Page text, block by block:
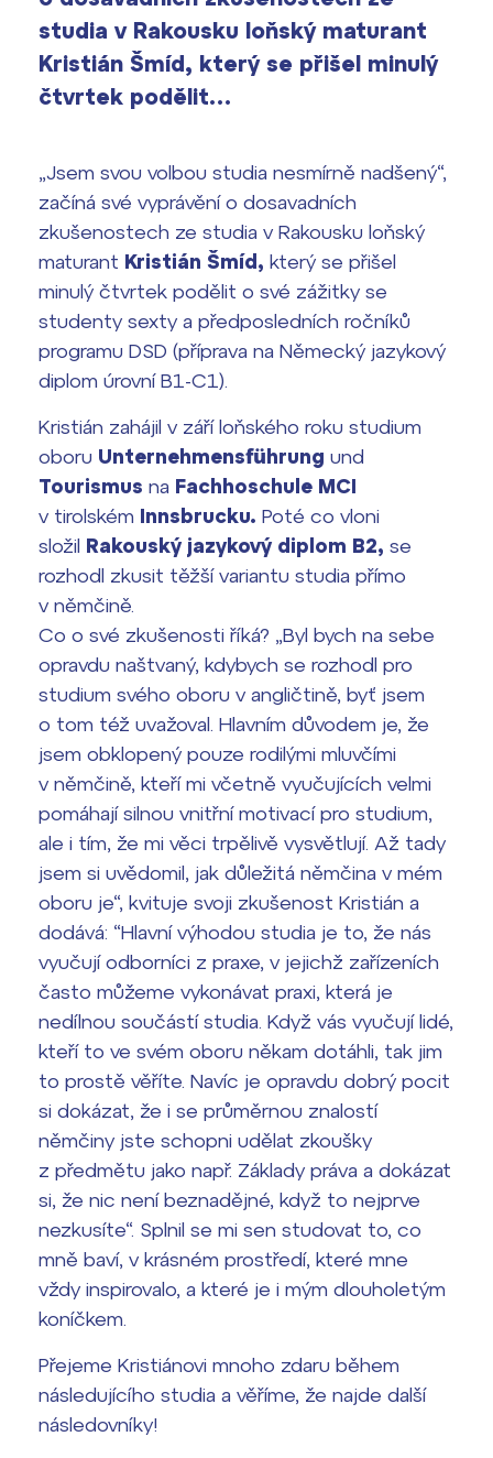
Výsledky 1. kola přijímacího řízení
2026/2027
Maturitní zkoušky
FOCUSing
Zahraniční stipendia
ČAG studentský
Maturitní témata
Pomoc! Mám problém!
Harmonogram školního roku
Termíny maturit
Bakaláři
studia v Rakousku loňský maturant
Kristián Šmíd, který se přišel minulý
čtvrtek podělit…
„Jsem svou volbou studia nesmírně nadšený“,
začíná své vyprávění o dosavadních
zkušenostech ze studia v Rakousku loňský
maturant Kristián Šmíd, který se přišel
minulý čtvrtek podělit o své zážitky se
studenty sexty a předposledních ročníků
programu DSD (příprava na Německý jazykový
diplom úrovní B1-C1).
Kristián zahájil v září loňského roku studium
oboru Unternehmensführung und
Tourismus na Fachhoschule MCI
v tirolském Innsbrucku. Poté co vloni
složil Rakouský jazykový diplom B2, se
rozhodl zkusit těžší variantu studia přímo
v němčině.
Co o své zkušenosti říká? „Byl bych na sebe
opravdu naštvaný, kdybych se rozhodl pro
studium svého oboru v angličtině, byť jsem
o tom též uvažoval. Hlavním důvodem je, že
jsem obklopený pouze rodilými mluvčími
v němčině, kteří mi včetně vyučujících velmi
pomáhají silnou vnitřní motivací pro studium,
ale i tím, že mi věci trpělivě vysvětlují. Až tady
jsem si uvědomil, jak důležitá němčina v mém
oboru je“, kvituje svoji zkušenost Kristián a
dodává: “Hlavní výhodou studia je to, že nás
vyučují odborníci z praxe, v jejichž zařízeních
často můžeme vykonávat praxi, která je
nedílnou součástí studia. Když vás vyučují lidé,
kteří to ve svém oboru někam dotáhli, tak jim
to prostě věříte. Navíc je opravdu dobrý pocit
si dokázat, že i se průměrnou znalostí
němčiny jste schopni udělat zkoušky
z předmětu jako např. Základy práva a dokázat
si, že nic není beznadějné, když to nejprve
nezkusíte“. Splnil se mi sen studovat to, co
mně baví, v krásném prostředí, které mne
vždy inspirovalo, a které je i mým dlouholetým
koníčkem.
Přejeme Kristiánovi mnoho zdaru během
následujícího studia a věříme, že najde další
následovníky!